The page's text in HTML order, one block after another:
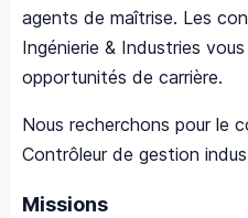
agents de maîtrise. Les
Ingénierie & Industries
opportunités de carrière.
Nous recherchons pour le
Contrôleur de gestion
Missions